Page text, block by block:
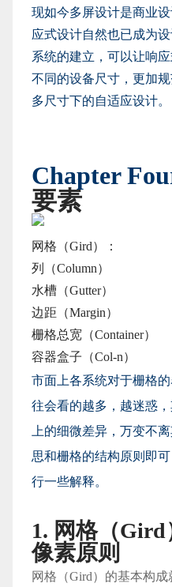
现如今多屏设计是商业
应式设计自然也已成为
系统的建立，可以让响
不同的设备尺寸，更加
多尺寸下的自适应设计。
Chapter
要素
网格（Gird）：
列（Column）
水槽（Gutter）
边距（Margin）
栅格总宽（Container）
容器盒子（Col-n）
市面上各系统对于栅格
往会看的越多，越迷惑
上的细微差异，万变不
思和栅格的结构原则即
行一些解释。
1. 网格（
像素原则
网格（Gird）的基本构